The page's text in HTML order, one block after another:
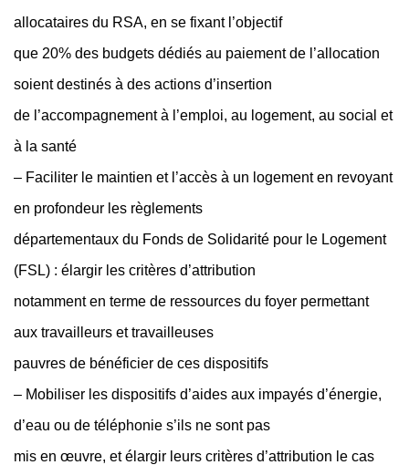
allocataires du RSA, en se fixant l’objectif
que 20% des budgets dédiés au paiement de l’allocation
soient destinés à des actions d’insertion
de l’accompagnement à l’emploi, au logement, au social et
à la santé
– Faciliter le maintien et l’accès à un logement en revoyant
en profondeur les règlements
départementaux du Fonds de Solidarité pour le Logement
(FSL) : élargir les critères d’attribution
notamment en terme de ressources du foyer permettant
aux travailleurs et travailleuses
pauvres de bénéficier de ces dispositifs
– Mobiliser les dispositifs d’aides aux impayés d’énergie,
d’eau ou de téléphonie s’ils ne sont pas
mis en œuvre, et élargir leurs critères d’attribution le cas